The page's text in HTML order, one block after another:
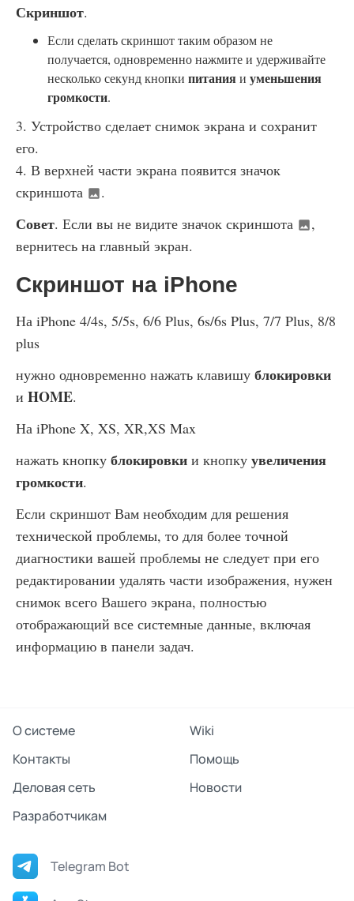
Скриншот.
Если сделать скриншот таким образом не
получается, одновременно нажмите и удерживайте
несколько секунд кнопки питанияи уменьшения
громкости.
3. Устройство сделает снимок экрана и сохранит
его.
4. В верхней части экрана появится значок
скриншота
.
Совет. Если вы не видите значок скриншота
,
вернитесь на главный экран.
Скриншот на iPhone
На iPhone 4/4s, 5/5s, 6/6 Plus, 6s/6s Plus, 7/7 Plus, 8/8
plus
нужно одновременно нажать клавишу блокировки
и HOME.
На iPhone X, XS, XR,XS Max
нажать кнопку блокировки и кнопку увеличения
громкости.
Если скриншот Вам необходим для решения
технической проблемы, то для более точной
диагностики вашей проблемы не следует при его
редактировании удалять части изображения, нужен
снимок всего Вашего экрана, полностью
отображающий все системные данные, включая
информацию в панели задач.
О системе
Wiki
Контакты
Помощь
Деловая сеть
Новости
Разработчикам
Telegram Bot